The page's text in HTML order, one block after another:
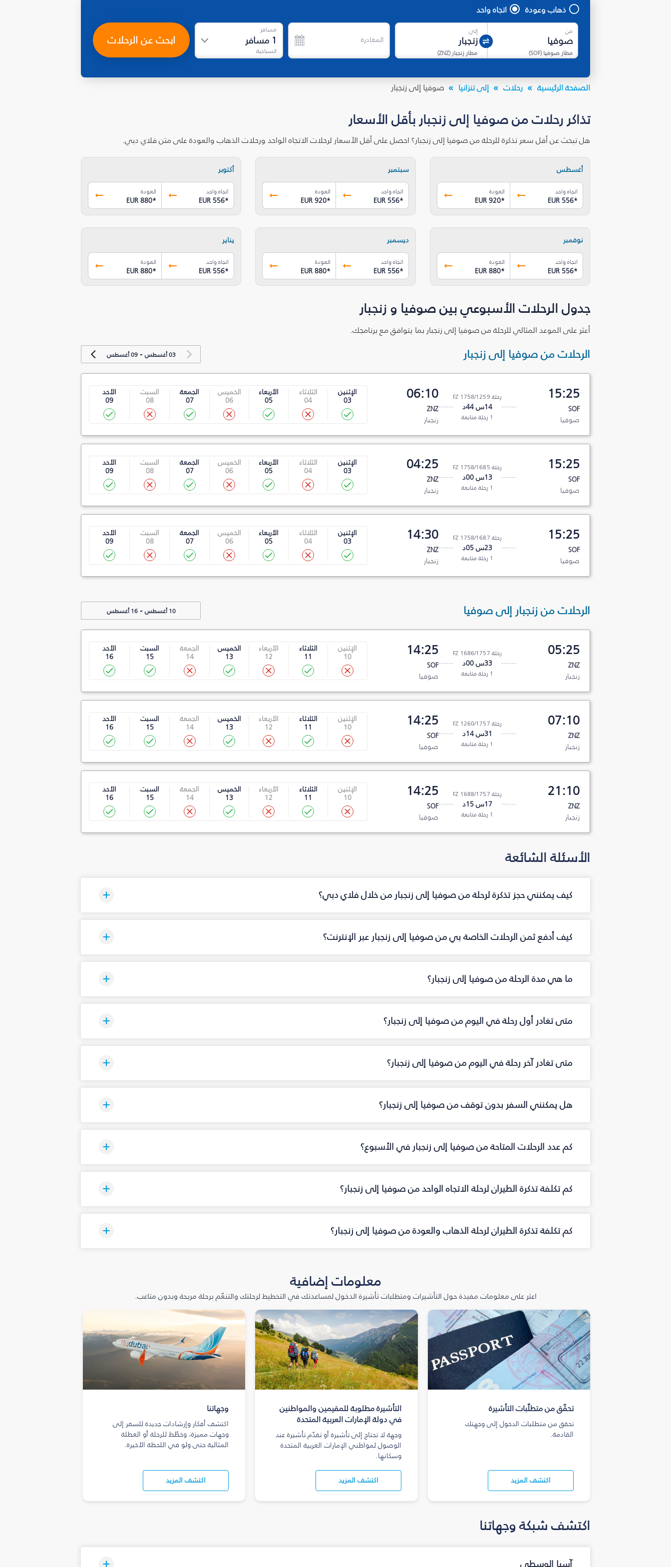
ذهاب وعودة اتجاه واحد
من
مطار صوفيا (
SOF
)
إلى
مطار زنجبار(
ZNZ
)
المغادرة
مسافر
1 مسافر
السياحية
ابحث عن الرحلات
الصفحة الرئيسية رحلات إلى تنزانيا صوفيا إلى زنجبار
تذاكر رحلات من صوفيا إلى زنجبار بأقل الأسعار
هل تبحث عن أقل سعر تذكرة للرحلة من صوفيا إلى زنجبار؟ احصل على أقل الأسعار لرحلات الاتجاه الواحد ورحلات الذهاب والعودة على متن فلاي دبي.
أغسطس
اتجاه واحد
EUR 556*
العودة
EUR 920*
سبتمبر
اتجاه واحد
EUR 556*
العودة
EUR 920*
أكتوبر
اتجاه واحد
EUR 556*
العودة
EUR 880*
نوفمبر
اتجاه واحد
EUR 556*
العودة
EUR 880*
ديسمبر
اتجاه واحد
EUR 556*
العودة
EUR 880*
يناير
اتجاه واحد
EUR 556*
العودة
EUR 880*
جدول الرحلات الأسبوعي بين صوفيا و زنجبار
أعثر على الموعد المثالي للرحلة من صوفيا إلى زنجبار بما يتوافق مع برنامجك.
الرحلات من صوفيا إلى زنجبار 03 أغسطس -09 أغسطس
15:25
SOF
صوفيا
رحلة FZ 1758/1259
14س 44د
1 رحلة متابعة
06:10
ZNZ
زنجبار
الإثنين
03
الثلاثاء
04
الأربعاء
05
الخميس
06
الجمعة
07
السبت
08
الأحد
09
15:25
SOF
صوفيا
رحلة FZ 1758/1685
13س 00د
1 رحلة متابعة
04:25
ZNZ
زنجبار
الإثنين
03
الثلاثاء
04
الأربعاء
05
الخميس
06
الجمعة
07
السبت
08
الأحد
09
15:25
SOF
صوفيا
رحلة FZ 1758/1687
23س 05د
1 رحلة متابعة
14:30
ZNZ
زنجبار
الإثنين
03
الثلاثاء
04
الأربعاء
05
الخميس
06
الجمعة
07
السبت
08
الأحد
09
الرحلات من زنجبار إلى صوفيا 10 أغسطس -16 أغسطس
05:25
ZNZ
زنجبار
رحلة FZ 1686/1757
33س 00د
1 رحلة متابعة
14:25
SOF
صوفيا
الإثنين
10
الثلاثاء
11
الأربعاء
12
الخميس
13
الجمعة
14
السبت
15
الأحد
16
07:10
ZNZ
زنجبار
رحلة FZ 1260/1757
31س 14د
1 رحلة متابعة
14:25
SOF
صوفيا
الإثنين
10
الثلاثاء
11
الأربعاء
12
الخميس
13
الجمعة
14
السبت
15
الأحد
16
21:10
ZNZ
زنجبار
رحلة FZ 1688/1757
17س 15د
1 رحلة متابعة
14:25
SOF
صوفيا
الإثنين
10
الثلاثاء
11
الأربعاء
12
الخميس
13
الجمعة
14
السبت
15
الأحد
16
الأسئلة الشائعة
كيف يمكنني حجز تذكرة لرحلة من صوفيا إلى زنجبار من خلال فلاي دبي؟
كيف أدفع ثمن الرحلات الخاصة بي من صوفيا إلى زنجبار عبر الإنترنت؟
ما هي مدة الرحلة من صوفيا إلى زنجبار؟
متى تغادر أول رحلة في اليوم من صوفيا إلى زنجبار؟
متى تغادر آخر رحلة في اليوم من صوفيا إلى زنجبار؟
هل يمكنني السفر بدون توقف من صوفيا إلى زنجبار؟
كم عدد الرحلات المتاحة من صوفيا إلى زنجبار في الأسبوع؟
كم تكلفة تذكرة الطيران لرحلة الاتجاه الواحد من صوفيا إلى زنجبار؟
كم تكلفة تذكرة الطيران لرحلة الذهاب والعودة من صوفيا إلى زنجبار؟
معلومات إضافية
اعثر على معلومات مفيدة حول التأشيرات ومتطلبات تأشيرة الدخول لمساعدتك في التخطيط لرحلتك والتنعّم برحلة مريحة وبدون متاعب.
تحقّق من متطلّبات التأشيرة
تحقق من متطلبات الدخول إلى وجهتك
القادمة.
اكتشف المزيد
التأشيرة مطلوبة للمقيمين والمواطنين
في دولة الإمارات العربية المتحدة
وجهة لا تحتاج إلى تأشيرة أو تقدّم تأشيرة عند
الوصول لمواطني الإمارات العربية المتحدة
وسكانها.
اكتشف المزيد
وجهاتنا
اكتشف أفكار وإرشادات جديدة للسفر إلى
وجهات مميزة، وخطّط للرحلة أو العطلة
المثالية حتى ولو في اللحظة الأخيرة.
اكتشف المزيد
اكتشف شبكة وجهاتنا
آسيا الوسطى